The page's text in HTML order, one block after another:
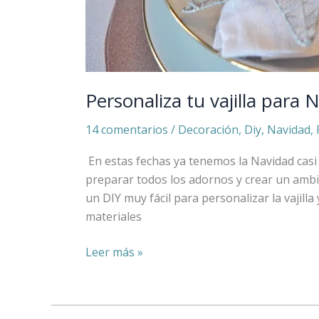
Personaliza tu vajilla para
14 comentarios / Decoración, Diy, Navidad,
En estas fechas ya tenemos la Navidad
preparar todos los adornos y crear un
un DIY muy fácil para personalizar la
materiales
Leer más »